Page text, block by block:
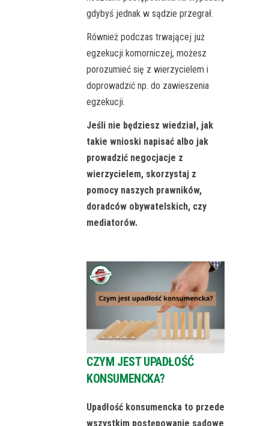
gdybyś jednak w sądzie przegrał.
Również podczas trwającej już
egzekucji komorniczej, możesz
porozumieć się z wierzycielem i
doprowadzić np. do zawieszenia
egzekucji.
Jeśli nie będziesz wiedział, jak
takie wnioski napisać albo jak
prowadzić negocjacje z
wierzycielem, skorzystaj z
pomocy naszych prawników,
doradców obywatelskich, czy
mediatorów.
CZYM JEST UPADŁOŚĆ
KONSUMENCKA?
Upadłość konsumencka to przede
wszystkim postępowanie sądowe